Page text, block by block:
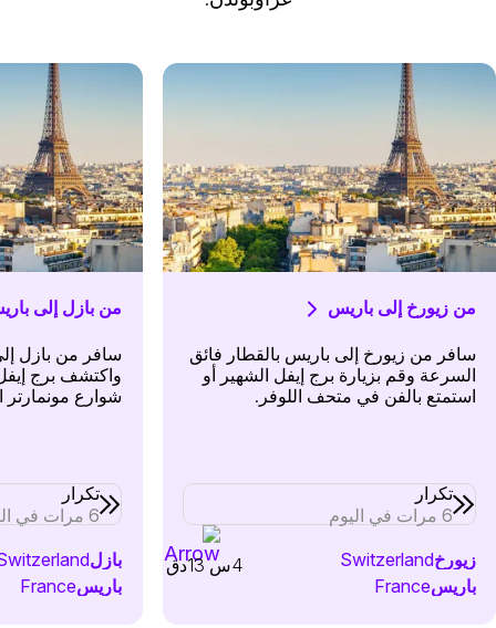
من زيورخ إلى باريس
سافر من زيورخ إلى باريس بالقطار فائق
السرعة وقم بزيارة برج إيفل الشهير أو
استمتع بالفن في متحف اللوفر.
تكرار
6 مرات في اليوم
زيورخSwitzerland
4س 13دق
باريسFrance
من بازل إلى
سافر من بازل
واكتشف برج
شوارع مونمارتر
تكرار
6 مرات في اليوم
بازل
باريسFrance